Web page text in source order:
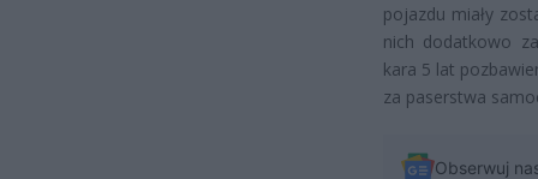
pojazdu miały
nich dodatkowo
kara 5 lat
za paserstwa
Obserwuj